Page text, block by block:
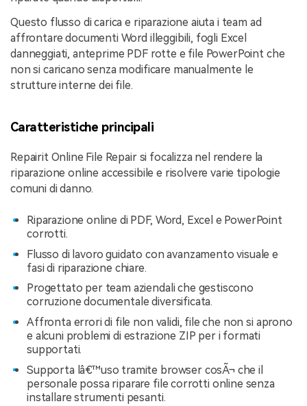
Questo flusso di carica e riparazione aiuta i team ad
affrontare documenti Word illeggibili, fogli Excel
danneggiati, anteprime PDF rotte e file PowerPoint che
non si caricano senza modificare manualmente le
strutture interne dei file.
Caratteristiche principali
Repairit Online File Repair si focalizza nel rendere la
riparazione online accessibile e risolvere varie tipologie
comuni di danno.
Riparazione online di PDF, Word, Excel e PowerPoint
corrotti.
Flusso di lavoro guidato con avanzamento visuale e
fasi di riparazione chiare.
Progettato per team aziendali che gestiscono
corruzione documentale diversificata.
Affronta errori di file non validi, file che non si aprono
e alcuni problemi di estrazione ZIP per i formati
supportati.
Supporta lâ€™uso tramite browser cosÃ¬ che il
personale possa riparare file corrotti online senza
installare strumenti pesanti.